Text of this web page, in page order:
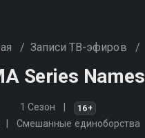
/ Записи ТВ-эфиров /
Series Names
1 Сезон 16+
Смешанные единоборства